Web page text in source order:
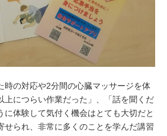
時の対応や2分間の心臓マッサージを体
上につらい作業だった」、「話を聞くだ
に体験して気付く機会はとても大切だと
せられ、非常に多くのことを学んだ講習